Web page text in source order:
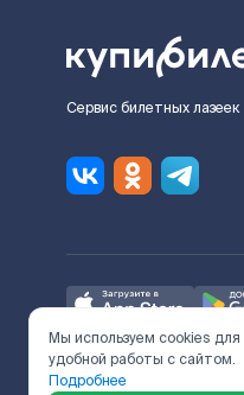
Сервис билетных лазеек
Ж/Д билеты
Мы используем cookies для
удобной работы с сайтом.
Подробнее